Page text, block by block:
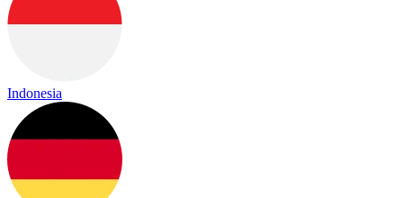
Indonesia